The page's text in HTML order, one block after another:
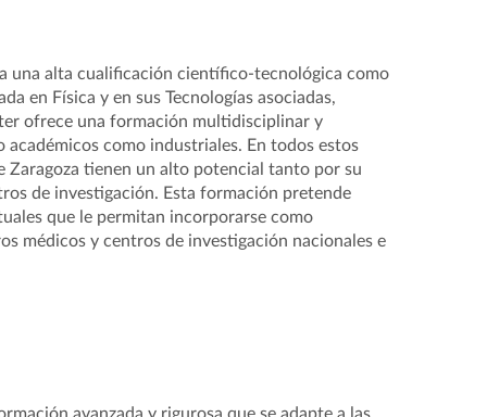
una alta cualificación científico-tecnológica como
en Física y en sus Tecnologías asociadas,
ofrece una formación multidisciplinar y
como industriales. En todos estos
Zaragoza tienen un alto potencial tanto por su
de investigación. Esta formación pretende
que le permitan incorporarse como
médicos y centros de investigación nacionales e